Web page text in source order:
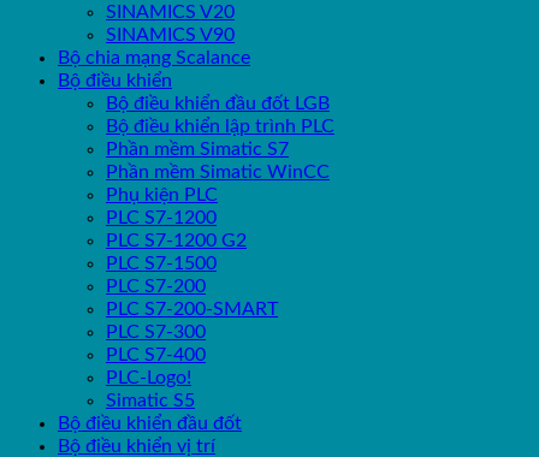
SINAMICS V20
SINAMICS V90
Bộ chia mạng Scalance
Bộ điều khiển
Bộ điều khiển đầu đốt LGB
Bộ điều khiển lập trình PLC
Phần mềm Simatic S7
Phần mềm Simatic WinCC
Phụ kiện PLC
PLC S7-1200
PLC S7-1200 G2
PLC S7-1500
PLC S7-200
PLC S7-200-SMART
PLC S7-300
PLC S7-400
PLC-Logo!
Simatic S5
Bộ điều khiển đầu đốt
Bộ điều khiển vị trí